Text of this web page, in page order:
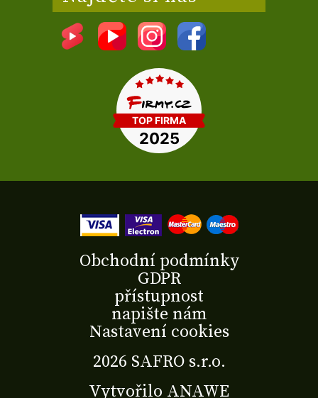
2026 SAFRO s.r.o.
Vytvořilo ANAWE
Obchodní podmínky
GDPR
přístupnost
napište nám
Nastavení cookies